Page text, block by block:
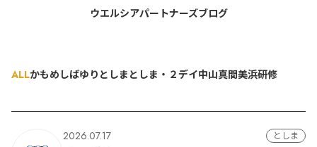
ウエルシアパートナーズブログ
ALLかもめ しばゆり としま としま・２デイ中山真間美浜研修
2026.07.17 としま